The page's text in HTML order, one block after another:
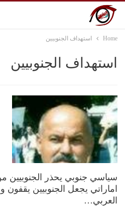
Home استهداف الجنوبيين
استهداف الجنوبيين
سياسي جنوبي يحذر
اماراتي يجعل الجنوبيين يقفون
العربي…